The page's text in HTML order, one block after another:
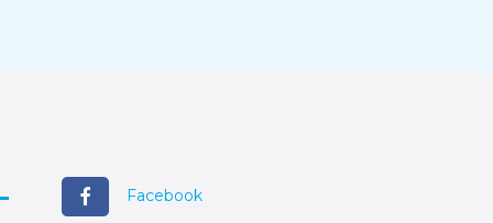
Facebook